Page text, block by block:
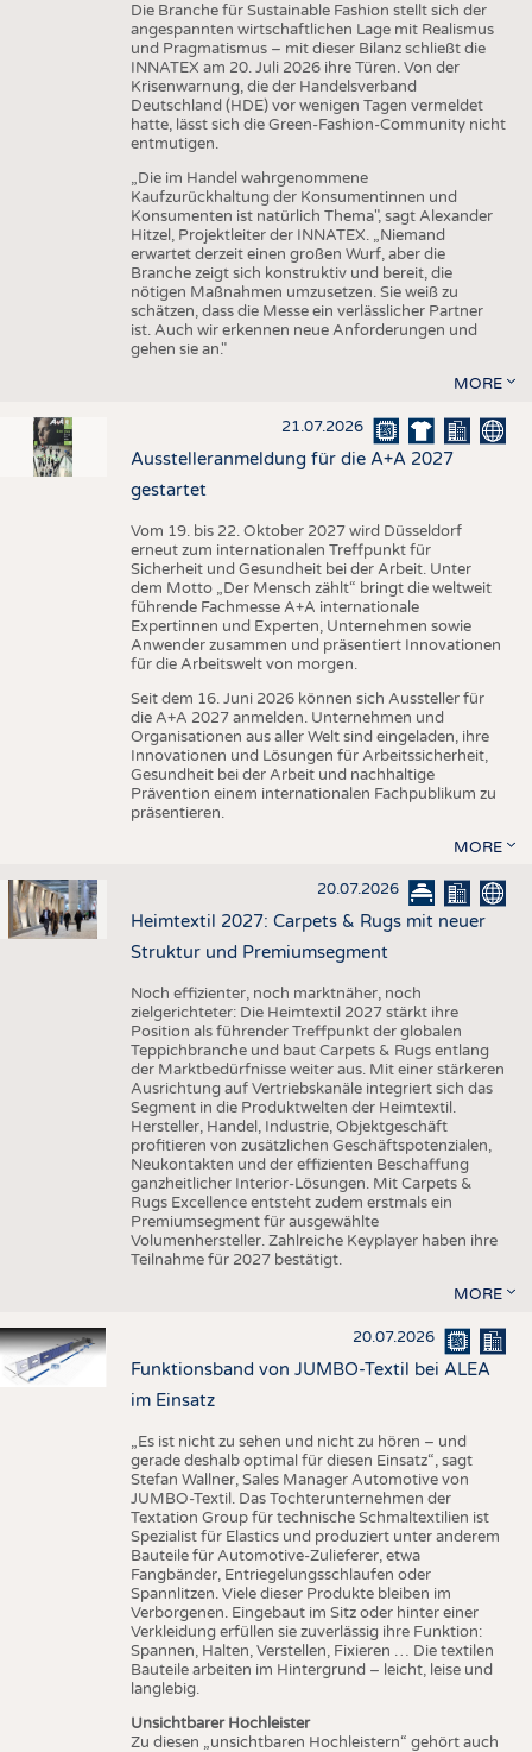
Die Branche für Sustainable Fashion stellt sich der
angespannten wirtschaftlichen Lage mit Realismus
und Pragmatismus – mit dieser Bilanz schließt die
INNATEX am 20. Juli 2026 ihre Türen. Von der
Krisenwarnung, die der Handelsverband
Deutschland (HDE) vor wenigen Tagen vermeldet
hatte, lässt sich die Green-Fashion-Community nicht
entmutigen.
„Die im Handel wahrgenommene
Kaufzurückhaltung der Konsumentinnen und
Konsumenten ist natürlich Thema", sagt Alexander
Hitzel, Projektleiter der INNATEX. „Niemand
erwartet derzeit einen großen Wurf, aber die
Branche zeigt sich konstruktiv und bereit, die
nötigen Maßnahmen umzusetzen. Sie weiß zu
schätzen, dass die Messe ein verlässlicher Partner
ist. Auch wir erkennen neue Anforderungen und
gehen sie an."
MORE
21.07.2026
Ausstelleranmeldung für die A+A 2027
gestartet
Vom 19. bis 22. Oktober 2027 wird Düsseldorf
erneut zum internationalen Treffpunkt für
Sicherheit und Gesundheit bei der Arbeit. Unter
dem Motto „Der Mensch zählt“ bringt die weltweit
führende Fachmesse A+A internationale
Expertinnen und Experten, Unternehmen sowie
Anwender zusammen und präsentiert Innovationen
für die Arbeitswelt von morgen.
Seit dem 16. Juni 2026 können sich Aussteller für
die A+A 2027 anmelden. Unternehmen und
Organisationen aus aller Welt sind eingeladen, ihre
Innovationen und Lösungen für Arbeitssicherheit,
Gesundheit bei der Arbeit und nachhaltige
Prävention einem internationalen Fachpublikum zu
präsentieren.
MORE
20.07.2026
Heimtextil 2027: Carpets & Rugs mit neuer
Struktur und Premiumsegment
Noch effizienter, noch marktnäher, noch
zielgerichteter: Die Heimtextil 2027 stärkt ihre
Position als führender Treffpunkt der globalen
Teppichbranche und baut Carpets & Rugs entlang
der Marktbedürfnisse weiter aus. Mit einer stärkeren
Ausrichtung auf Vertriebskanäle integriert sich das
Segment in die Produktwelten der Heimtextil.
Hersteller, Handel, Industrie, Objektgeschäft
profitieren von zusätzlichen Geschäftspotenzialen,
Neukontakten und der effizienten Beschaffung
ganzheitlicher Interior-Lösungen. Mit Carpets &
Rugs Excellence entsteht zudem erstmals ein
Premiumsegment für ausgewählte
Volumenhersteller. Zahlreiche Keyplayer haben ihre
Teilnahme für 2027 bestätigt.
MORE
20.07.2026
Funktionsband von JUMBO-Textil bei ALEA
im Einsatz
„Es ist nicht zu sehen und nicht zu hören – und
gerade deshalb optimal für diesen Einsatz“, sagt
Stefan Wallner, Sales Manager Automotive von
JUMBO-Textil. Das Tochterunternehmen der
Textation Group für technische Schmaltextilien ist
Spezialist für Elastics und produziert unter anderem
Bauteile für Automotive-Zulieferer, etwa
Fangbänder, Entriegelungsschlaufen oder
Spannlitzen. Viele dieser Produkte bleiben im
Verborgenen. Eingebaut im Sitz oder hinter einer
Verkleidung erfüllen sie zuverlässig ihre Funktion:
Spannen, Halten, Verstellen, Fixieren … Die textilen
Bauteile arbeiten im Hintergrund – leicht, leise und
langlebig.
Unsichtbarer Hochleister
Zu diesen „unsichtbaren Hochleistern“ gehört auch